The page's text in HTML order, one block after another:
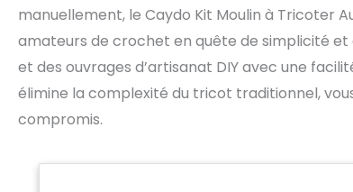
manuellement, le Caydo Kit Moulin à Tricoter
amateurs de crochet en quête de simplicité
et des ouvrages d’artisanat DIY avec une
élimine la complexité du tricot traditionnel,
compromis.